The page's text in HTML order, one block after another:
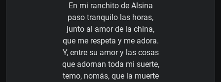
En mi ranchito de Alsina
paso tranquilo las horas,
junto al amor de la china,
que me respeta y me adora.
Y, entre su amor y las cosas
que adornan toda mi suerte,
temo, nomás, que la muerte